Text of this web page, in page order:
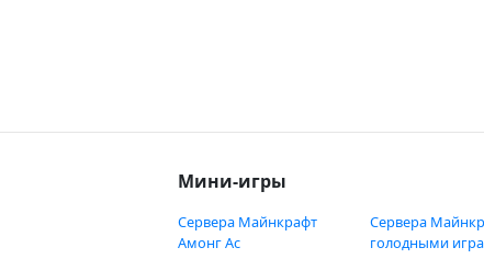
Мини-игры
Сервера Майнкрафт
Амонг Ас
Сервера
голодными